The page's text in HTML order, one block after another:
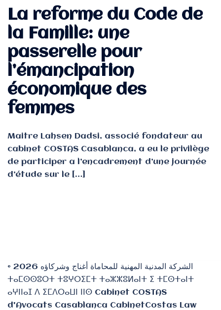
La reforme du Code de
la Famille: une
passerelle pour
l’émancipation
économique des
femmes
Maitre Lahsen Dadsi, associé fondateur au
cabinet COSTAS Casablanca, a eu le privilège
de participer a l’encadrement d’une journée
d’étude sur le […]
© 2026 الشركة المدنية المهنية للمحاماة أغناج وشركاؤه
ⵜⴰⵎⵙⵙⵓⵔⵜ ⵜⵓⵖⵔⵉⵎⵜ ⵜⴰⵣⵣⵓⵍⴰⵏⵜ ⵉ ⵜⵎⵙⵜⴰⵏⵜ
ⴰⵖⵏⵏⴰⵊ ⴷ ⵉⵎⴷⵔⴰⵡⵏ ⵏⵏⵙ Cabinet COSTAS
d'Avocats Casablanca CabinetCostas Law